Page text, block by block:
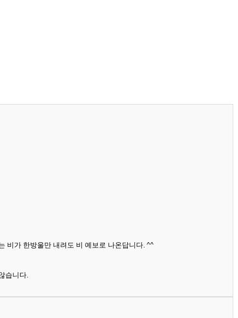
비가 한방울만 내려도 비 예보로 나온답니다. ^^
습니다.